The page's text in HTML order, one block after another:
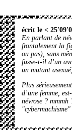
écrit le <
En parlant de
frontalement la
ou pas), sans
fusse-t-il d’un
un mutant
Plus
d’une femme,
névrose ?